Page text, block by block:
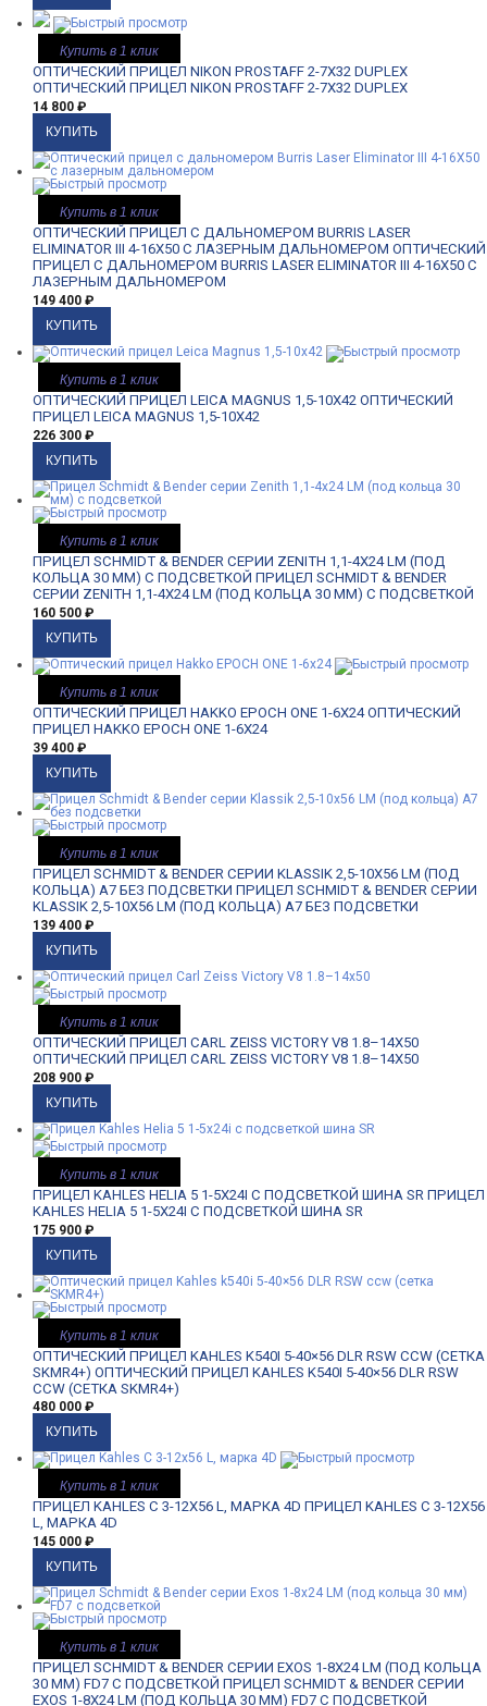
Купить в 1 клик
ОПТИЧЕСКИЙ ПРИЦЕЛ NIKON PROSTAFF 2-7X32 DUPLEX
ОПТИЧЕСКИЙ ПРИЦЕЛ NIKON PROSTAFF 2-7X32 DUPLEX
14 800 ₽
Купить в 1 клик
ОПТИЧЕСКИЙ ПРИЦЕЛ С ДАЛЬНОМЕРОМ BURRIS LASER
ELIMINATOR III 4-16X50 С ЛАЗЕРНЫМ ДАЛЬНОМЕРОМ ОПТИЧЕСКИЙ
ПРИЦЕЛ С ДАЛЬНОМЕРОМ BURRIS LASER ELIMINATOR III 4-16X50 С
ЛАЗЕРНЫМ ДАЛЬНОМЕРОМ
149 400 ₽
Купить в 1 клик
ОПТИЧЕСКИЙ ПРИЦЕЛ LEICA MAGNUS 1,5-10X42 ОПТИЧЕСКИЙ
ПРИЦЕЛ LEICA MAGNUS 1,5-10X42
226 300 ₽
Купить в 1 клик
ПРИЦЕЛ SCHMIDT & BENDER СЕРИИ ZENITH 1,1-4X24 LM (ПОД
КОЛЬЦА 30 ММ) С ПОДСВЕТКОЙ ПРИЦЕЛ SCHMIDT & BENDER
СЕРИИ ZENITH 1,1-4X24 LM (ПОД КОЛЬЦА 30 ММ) С ПОДСВЕТКОЙ
160 500 ₽
Купить в 1 клик
ОПТИЧЕСКИЙ ПРИЦЕЛ HAKKO EPOCH ONE 1-6X24ОПТИЧЕСКИЙ
ПРИЦЕЛ HAKKO EPOCH ONE 1-6X24
39 400 ₽
Купить в 1 клик
ПРИЦЕЛ SCHMIDT & BENDER СЕРИИ KLASSIK 2,5-10X56 LM (ПОД
КОЛЬЦА) A7 БЕЗ ПОДСВЕТКИ ПРИЦЕЛ SCHMIDT & BENDER СЕРИИ
KLASSIK 2,5-10X56 LM (ПОД КОЛЬЦА) A7 БЕЗ ПОДСВЕТКИ
139 400 ₽
Купить в 1 клик
ОПТИЧЕСКИЙ ПРИЦЕЛ CARL ZEISS VICTORY V8 1.8–14X50
ОПТИЧЕСКИЙ ПРИЦЕЛ CARL ZEISS VICTORY V8 1.8–14X50
208 900 ₽
Купить в 1 клик
ПРИЦЕЛ KAHLES HELIA 5 1-5X24I С ПОДСВЕТКОЙ ШИНА SR ПРИЦЕЛ
KAHLES HELIA 5 1-5X24I С ПОДСВЕТКОЙ ШИНА SR
175 900 ₽
Купить в 1 клик
ОПТИЧЕСКИЙ ПРИЦЕЛ KAHLES K540I 5-40×56 DLR RSW CCW (СЕТКА
SKMR4+) ОПТИЧЕСКИЙ ПРИЦЕЛ KAHLES K540I 5-40×56 DLR RSW
CCW (СЕТКА SKMR4+)
480 000 ₽
Купить в 1 клик
ПРИЦЕЛ KAHLES C 3-12X56 L, МАРКА 4D ПРИЦЕЛ KAHLES C 3-12X56
L, МАРКА 4D
145 000 ₽
Купить в 1 клик
ПРИЦЕЛ SCHMIDT & BENDER СЕРИИ EXOS 1-8X24 LM (ПОД КОЛЬЦА
30 ММ) FD7 С ПОДСВЕТКОЙ ПРИЦЕЛ SCHMIDT & BENDER СЕРИИ
EXOS 1-8X24 LM (ПОД КОЛЬЦА 30 ММ) FD7 С ПОДСВЕТКОЙ